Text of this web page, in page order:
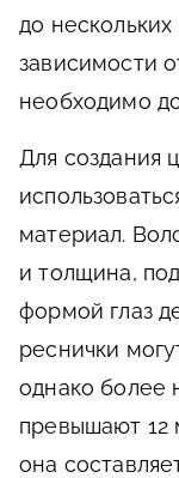
до
зависимости
необходимо
Для создания
материал.
и толщина,
формой глаз
реснички
однако более
превышают 12
она